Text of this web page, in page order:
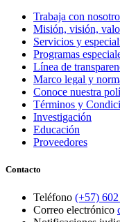
Trabaja con
Misión, visión,
Servicios y
Programas
Línea de
Marco legal y
Conoce nuestra
Términos y
Investigación
Educación
Proveedores
Contacto
Teléfono (+57)
Correo electrónico